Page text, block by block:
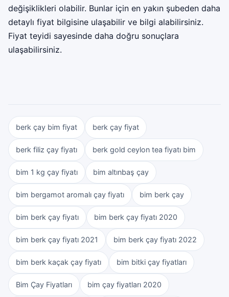
değişiklikleri olabilir. Bunlar için en yakın şubeden daha
detaylı fiyat bilgisine ulaşabilir ve bilgi alabilirsiniz.
Fiyat teyidi sayesinde daha doğru sonuçlara
ulaşabilirsiniz.
berk çay bim fiyat berk çay fiyat
berk filiz çay fiyatı berk gold ceylon tea fiyatı bim
bim 1 kg çay fiyatı bim altınbaş çay
bim bergamot aromalı çay fiyatı bim berk çay
bim berk çay fiyatı bim berk çay fiyatı 2020
bim berk çay fiyatı 2021 bim berk çay fiyatı 2022
bim berk kaçak çay fiyatı bim bitki çay fiyatları
Bim Çay Fiyatları bim çay fiyatları 2020